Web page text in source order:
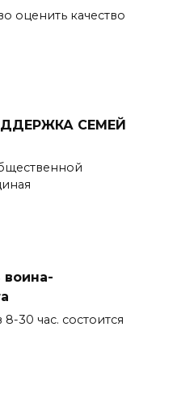
оценить качество
СЕМЕЙ
30 час. состоится